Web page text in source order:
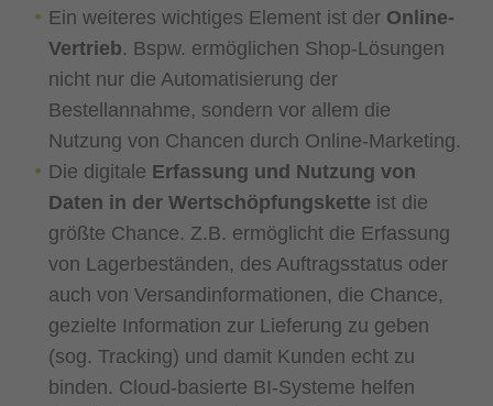
Ein weiteres wichtiges Element ist der Online-
Vertrieb. Bspw. ermöglichen Shop-Lösungen
nicht nur die Automatisierung der
Bestellannahme, sondern vor allem die
Nutzung von Chancen durch Online-Marketing.
Die digitale Erfassung und Nutzung von
Daten in der Wertschöpfungskette ist die
größte Chance. Z.B. ermöglicht die Erfassung
von Lagerbeständen, des Auftragsstatus oder
auch von Versandinformationen, die Chance,
gezielte Information zur Lieferung zu geben
(sog. Tracking) und damit Kunden echt zu
binden. Cloud-basierte BI-Systeme helfen